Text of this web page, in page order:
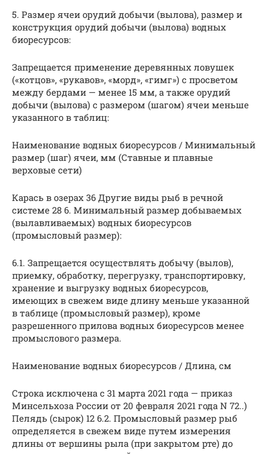
5. Размер ячеи орудий добычи (вылова), размер и
конструкция орудий добычи (вылова) водных
биоресурсов:
Запрещается применение деревянных ловушек
(«котцов», «рукавов», «морд», «гимг») с просветом
между бердами — менее 15 мм, а также орудий
добычи (вылова) с размером (шагом) ячеи меньше
указанного в таблиц:
Наименование водных биоресурсов / Минимальный
размер (шаг) ячеи, мм (Ставные и плавные
верховые сети)
Карась в озерах 36 Другие виды рыб в речной
системе 28 6. Минимальный размер добываемых
(вылавливаемых) водных биоресурсов
(промысловый размер):
6.1. Запрещается осуществлять добычу (вылов),
приемку, обработку, перегрузку, транспортировку,
хранение и выгрузку водных биоресурсов,
имеющих в свежем виде длину меньше указанной
в таблице (промысловый размер), кроме
разрешенного прилова водных биоресурсов менее
промыслового размера.
Наименование водных биоресурсов / Длина, см
Строка исключена с 31 марта 2021 года — приказ
Минсельхоза России от 20 февраля 2021 года N 72..)
Пелядь (сырок) 12 6.2. Промысловый размер рыб
определяется в свежем виде путем измерения
длины от вершины рыла (при закрытом рте) до